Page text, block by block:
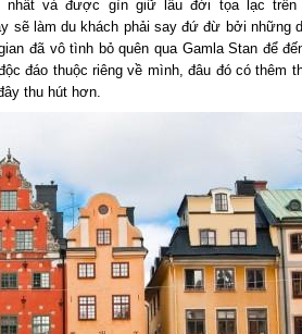
nhất và được gìn giữ lâu đời tọa lạc trên
sẽ làm du khách phải say đứ đừ bởi những
đã vô tình bỏ quên qua Gamla Stan để
đáo thuộc riêng về mình, đâu đó có thêm
thu hút hơn.